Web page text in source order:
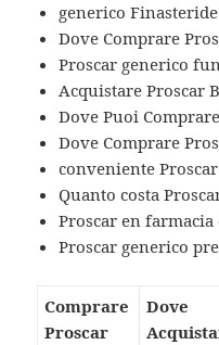
generico
Dove Comprare
Proscar generico
Acquistare Proscar
Dove Puoi
Dove Comprare
conveniente
Quanto costa
Proscar en
Proscar generico
Comprare
Proscar
Dove